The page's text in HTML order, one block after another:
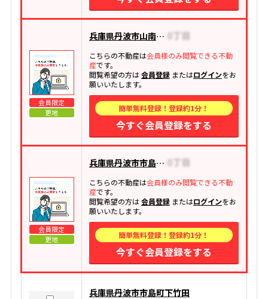
会員限定
更地
兵庫県丹波市山南町和田
こちらの不動産は会員様のみ閲覧できる不動
産です。
閲覧希望の方は会員登録またはログインをお
願いいたします。
簡単無料登録！登録約1分！
今すぐ会員登録をする
会員限定
更地
兵庫県丹波市市島町中竹田
こちらの不動産は会員様のみ閲覧できる不動
産です。
閲覧希望の方は会員登録またはログインをお
願いいたします。
簡単無料登録！登録約1分！
今すぐ会員登録をする
兵庫県丹波市市島町下竹田